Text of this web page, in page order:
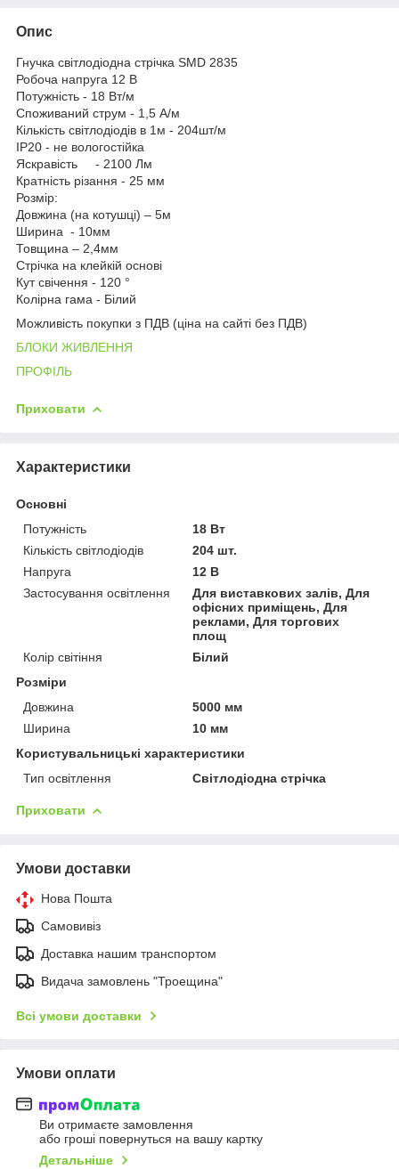
Опис
Гнучка світлодіодна стрічка SMD 2835
Робоча напруга 12 В
Потужність - 18 Вт/м
Споживаний струм - 1,5 А/м
Кількість світлодіодів в 1м - 204шт/м
IP20 - не вологостійка
Яскравість - 2100 Лм
Кратність різання - 25 мм
Розмір:
Довжина (на котушці) – 5м
Ширина - 10мм
Товщина – 2,4мм
Стрічка на клейкій основі
Кут свічення - 120 °
Колірна гама - Білий
Можливість покупки з ПДВ (ціна на сайті без ПДВ)
БЛОКИ ЖИВЛЕННЯ
ПРОФІЛЬ
Приховати
Характеристики
Основні
Потужність
18 Вт
Кількість світлодіодів
204 шт.
Напруга
12 В
Застосування освітлення
Для виставкових залів, Для
офісних приміщень, Для
реклами, Для торгових
площ
Колір світіння
Білий
Розміри
Довжина
5000 мм
Ширина
10 мм
Користувальницькі характеристики
Тип освітлення
Світлодіодна стрічка
Приховати
Умови доставки
Нова Пошта
Самовивіз
Доставка нашим транспортом
Видача замовлень "Троещина"
Всі умови доставки
Умови оплати
Ви отримаєте замовлення
або гроші повернуться на вашу картку
Детальніше